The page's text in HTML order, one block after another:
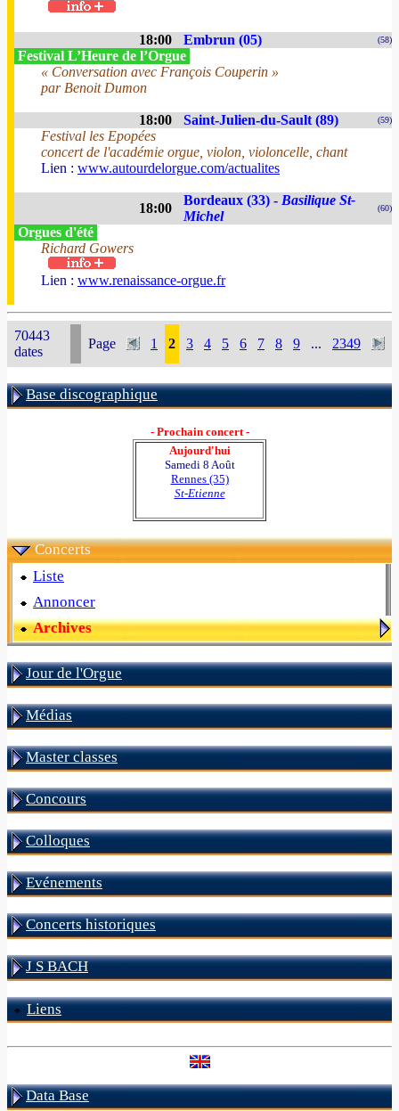
18:00 Embrun (05) (58)
Festival L’Heure de l’Orgue
« Conversation avec François Couperin »
par Benoit Dumon
18:00 Saint-Julien-du-Sault (89) (59)
Festival les Epopées
concert de l'académie orgue, violon, violoncelle, chant
Lien : www.autourdelorgue.com/actualites
18:00
Bordeaux (33) - Basilique St-
Michel
(60)
Orgues d'été
Richard Gowers
Lien : www.renaissance-orgue.fr
70443
dates
Page 1 2 3 4 5 6 7 8 9 ... 2349
Base discographique
- Prochain concert -
Aujourd'hui
Samedi 8 Août
Rennes (35)
St-Etienne
Concerts
Liste
Annoncer
Archives
Jour de l'Orgue
Médias
Master classes
Concours
Colloques
Evénements
Concerts historiques
J S BACH
Liens
Data Base